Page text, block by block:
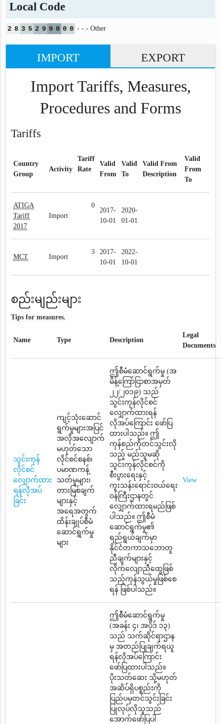
Local Code
2 8 3 5 2 9 9 0 0 0 - - - Other
IMPORT EXPORT
Import Tariffs, Measures,
Procedures and Forms
Tariffs
Country
Group
Activity
Tariff
Rate
Valid
From
Valid
To
Valid From
Description
Valid
From
To
ATIGA
Tariff
2017
Import
0
2017-
10-01
2020-
01-01
MCT Import
3
2017-
10-01
2022-
10-01
စည်းမျည်းများ
Tips for measures.
Name Type Description
Legal
Documents
သွင်းကုန်
လိုင်စင်
လျှောက်ထား
ရန်လိုအပ်
ခြင်း
ကျင့်သုံးဆောင်
ရွက်မှုများအပြင်
အလိုအလျောက်
မဟုတ်သော
လိုင်စင်စနစ်၊
ပမာဏကန့်
သတ်မှုများ၊
တားမြစ်ချက်
များနှင့်
အရေအတွက်
ထိန်းချုပ်စီမံ
ဆောင်ရွက်မှု
များ
ဤစီမံဆောင်ရွက်မှု (အ
မိန့်ကြော်ငြာစာအမှတ်
၂၂/၂၀၁၉) သည်
သွင်းကုန်လိုင်စင်
လျှောက်ထားရန်
လိုအပ်ကြောင်း ဖော်ပြ
ထားပါသည်။ ဤ
ကုန်စည်ကိုတင်သွင်းလို
သည့် မည်သူမဆို
သွင်းကုန်လိုင်စင်ကို
စီးပွားရေးနှင့်
ကူးသန်းရောင်းဝယ်ရေး
ဝန်ကြီးဌာနတွင်
လျှောက်ထားရမည်ဖြစ်
ပါသည်။ ဤစီမံ
ဆောင်ရွက်မှု၏
ရည်ရွယ်ချက်မှာ
နိုင်ငံတကာသဘောတူ
ညီချက်များနှင့်
လိုက်လျောညီထွေဖြစ်
သည့်ကုန်သွယ်မှုဖြစ်စေ
ရန် ဖြစ်ပါသည်။
View
ဤစီမံဆောင်ရွက်မှု
(အခန်း ၄၊ အပိုဒ် ၁၃)
သည် သက်ဆိုင်ရာဌာန
မှ အတည်ပြုချက်ရယူ
ရန်လိုအပ်ကြောင်း
ဖော်ပြထားပါသည်။
ပိုးသတ်ဆေး သို့မဟုတ်
အဆိပ်ရှိပစ္စည်းကို
ပြည်ပမှတင်သွင်းခြင်း
ပြုလုပ်လိုသူသည်
အောက်ဖော်ပြပါ